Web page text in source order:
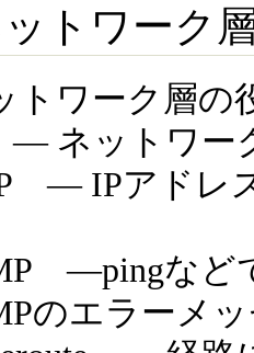
トワーク
ワーク層の
ネットワー
― IPアドレ
―pingなど
のエラーメ